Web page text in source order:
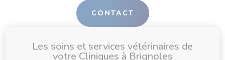
CONTACT
Les soins et services vétérinaires de
votre Cliniques à Brignoles